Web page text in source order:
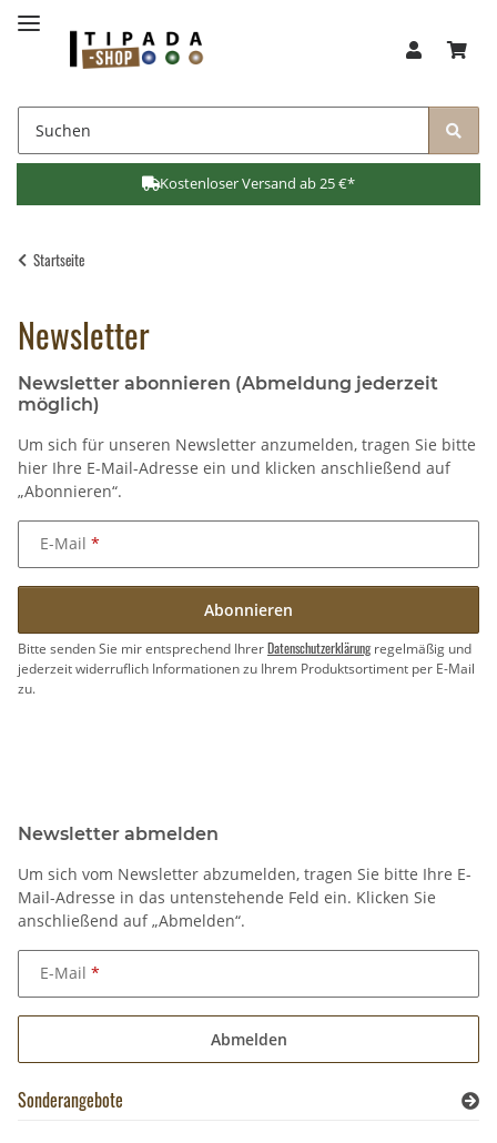
Kostenloser Versand ab 25 €*
Startseite
Newsletter
Newsletter abonnieren (Abmeldung jederzeit
möglich)
Um sich für unseren Newsletter anzumelden, tragen Sie bitte
hier Ihre E-Mail-Adresse ein und klicken anschließend auf
„Abonnieren“.
E-Mail
Abonnieren
Bitte senden Sie mir entsprechend IhrerDatenschutzerklärungregelmäßig und
jederzeit widerruflich Informationen zu Ihrem Produktsortiment per E-Mail
zu.
Newsletter abmelden
Um sich vom Newsletter abzumelden, tragen Sie bitte Ihre E-
Mail-Adresse in das untenstehende Feld ein. Klicken Sie
anschließend auf „Abmelden“.
E-Mail
Abmelden
Sonderangebote